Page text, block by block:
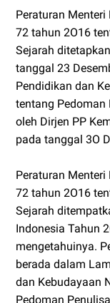
Peraturan
72 tahun 2O16
Sejarah
tanggal 23
Pendidikan dan
tentang Pedoman
oleh Dirjen PP
pada tanggal 3O
Peraturan
72 tahun 2O16
Sejarah
Indonesia Tahun
mengetahuinya.
berada dalam
dan Kebudayaan
Pedoman